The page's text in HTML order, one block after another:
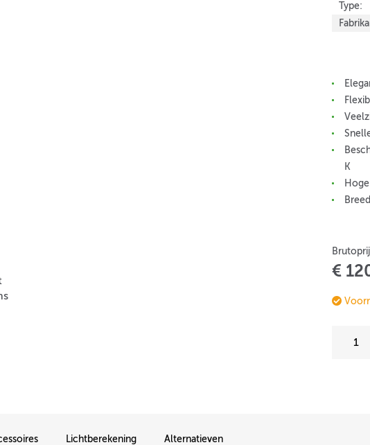
Type:
K
€
Lichtberekening Alternatieven